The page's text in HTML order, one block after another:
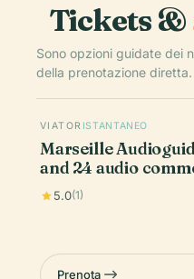
Tickets &
Sono opzioni guidate dei
della prenotazione diretta.
VIATOR ISTANTANEO
Marseille
and 24 audio
5.0(1)
Prenota